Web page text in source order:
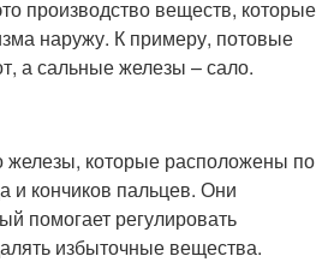
производство веществ, которые
наружу. К примеру, потовые
а сальные железы – сало.
железы, которые расположены по
и кончиков пальцев. Они
помогает регулировать
избыточные вещества.